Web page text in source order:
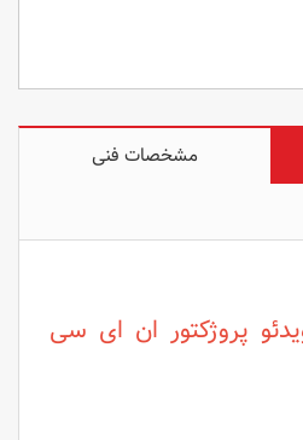
مشخصات فنی
پروژکتور ان ای سی